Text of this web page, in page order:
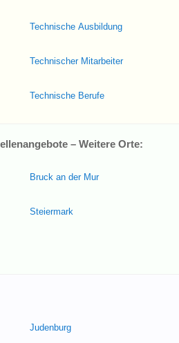
Technische Ausbildung
Technischer Mitarbeiter
Technische Berufe
– Weitere Orte:
Bruck an der Mur
Steiermark
Judenburg